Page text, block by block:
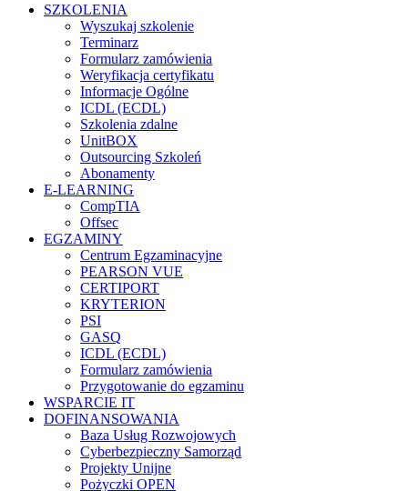
SZKOLENIA
Wyszukaj szkolenie
Terminarz
Formularz zamówienia
Weryfikacja certyfikatu
Informacje Ogólne
ICDL (ECDL)
Szkolenia zdalne
UnitBOX
Outsourcing Szkoleń
Abonamenty
E-LEARNING
CompTIA
Offsec
EGZAMINY
Centrum Egzaminacyjne
PEARSON VUE
CERTIPORT
KRYTERION
PSI
GASQ
ICDL (ECDL)
Formularz zamówienia
Przygotowanie do egzaminu
WSPARCIE IT
DOFINANSOWANIA
Baza Usług Rozwojowych
Cyberbezpieczny Samorząd
Projekty Unijne
Pożyczki OPEN